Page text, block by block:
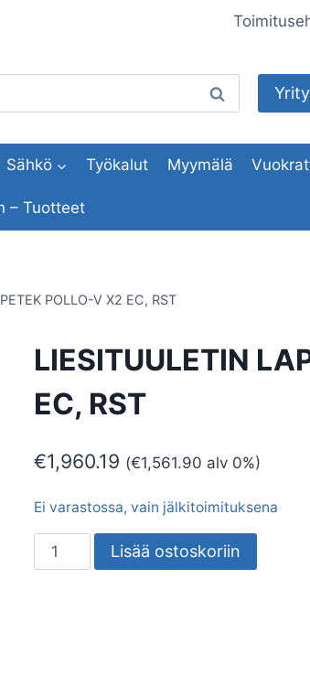
Haku
Sähkö Työkalut Myymälä
– Tuotteet
POLLO-V X2 EC, RST
LIESITUULETIN
EC, RST
€1,960.19 (€1,561.90 alv 0%)
Ei varastossa, vain jälkitoimituksena
LIESITUULETIN
LAPETEK
Lisää ostoskoriin